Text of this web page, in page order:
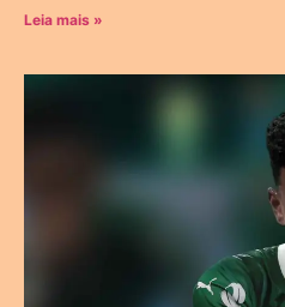
Leia mais »